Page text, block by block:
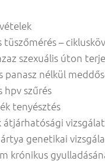
–
szexuális úton
panasz nélkül
hpv szűrés
tenyésztés
átjárhatósági
genetikai
krónikus